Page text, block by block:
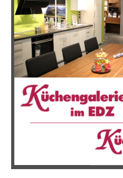
T.I. Ser­vice bie­tet
schied­li­chen
des Daches zu
ten auch für Velux-
bau zur Ver­fü­gung. Egal,
ren oder um kom­ple­xe
nimmt sich jedem
ment an.
Das fle­xi­ble und
reagiert schnell auf die